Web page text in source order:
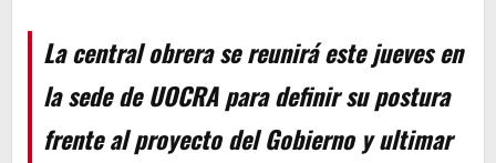
La central obrera se reunirá este jueves en
la sede de UOCRA para definir su postura
frente al proyecto del Gobierno y ultimar